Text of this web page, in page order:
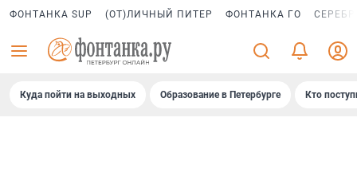
ФОНТАНКА SUP (ОТ)ЛИЧНЫЙ ПИТЕР ФОНТАНКА ГО
Куда пойти на выходных Образование в Петербурге Кто